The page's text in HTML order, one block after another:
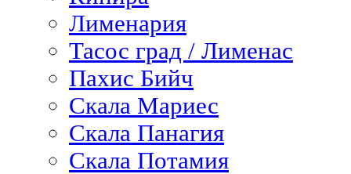
Лименария
Тасос град / Лименас
Пахис Бийч
Скала Мариес
Скала Панагия
Скала Потамия